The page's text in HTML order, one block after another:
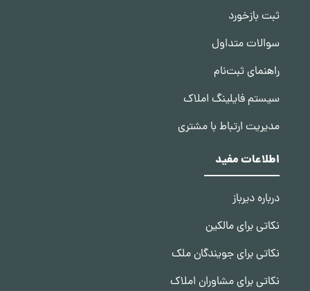
ثبت بازخورد
سوالات متداول
راهنمای ثبت‌نام
سیستم فایلینگ املاک
مدیریت ارتباط با مشتری
اطلاعات مفید
درباره دیرباز
نکاتی برای مالکین
نکاتی برای جویندگان ملک
نکاتی برای مشاوران املاک